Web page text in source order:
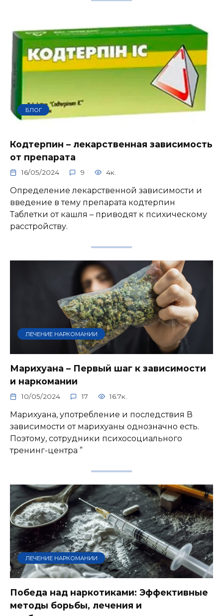
БЛОГ
Кодтерпин – лекарственная зависимость
от препарата
16/05/2024 9 4к.
Определение лекарственной зависимости и
введение в тему препарата кодтерпин
Таблетки от кашля – приводят к психическому
расстройству.
ЛЕЧЕНИЕ НАРКОМАНИИ
Марихуана – Первый шаг к зависимости
и наркомании
10/05/2024 17 16.7к.
Марихуана, употребление и последствия В
зависимости от марихуаны однозначно есть.
Поэтому, сотрудники психосоциального
тренинг-центра ”
ЛЕЧЕНИЕ НАРКОМАНИИ
Победа над наркотиками: Эффективные
методы борьбы, лечения и